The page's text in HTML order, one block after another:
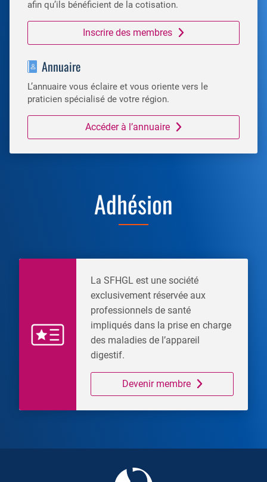
afin qu’ils bénéficient de la cotisation.
Inscrire des membres
Annuaire
L’annuaire vous éclaire et vous oriente vers le
praticien spécialisé de votre région.
Accéder à l’annuaire
Adhésion
La SFHGL est une société
exclusivement réservée aux
professionnels de santé
impliqués dans la prise en charge
des maladies de l’appareil
digestif.
Devenir membre